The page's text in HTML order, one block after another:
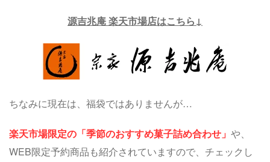
源吉兆庵 楽天市場店はこちら↓
ちなみに現在は、福袋ではありませんが…
楽天市場限定の「季節のおすすめ菓子詰め合わせ」 や、
WEB限定予約商品も紹介されていますので、チェックし